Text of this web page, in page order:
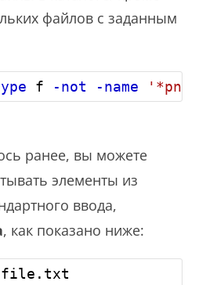
файлов с заданным
f -not -name '*png'
ранее, вы можете
элементы из
ввода,
, как показано ниже:
file.txt